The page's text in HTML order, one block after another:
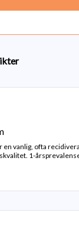
en vanlig, ofta
1-